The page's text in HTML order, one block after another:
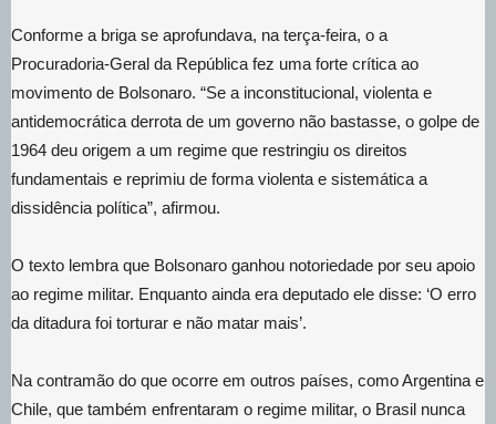
Conforme a briga se aprofundava, na terça-feira, o a
Procuradoria-Geral da República fez uma forte crítica ao
movimento de Bolsonaro. “Se a inconstitucional, violenta e
antidemocrática derrota de um governo não bastasse, o golpe de
1964 deu origem a um regime que restringiu os direitos
fundamentais e reprimiu de forma violenta e sistemática a
dissidência política”, afirmou.
O texto lembra que Bolsonaro ganhou notoriedade por seu apoio
ao regime militar. Enquanto ainda era deputado ele disse: ‘O erro
da ditadura foi torturar e não matar mais’.
Na contramão do que ocorre em outros países, como Argentina e
Chile, que também enfrentaram o regime militar, o Brasil nunca